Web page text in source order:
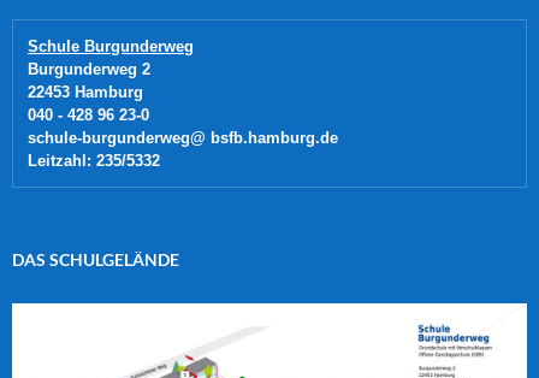
Schule Burgunderweg
Burgunderweg 2
22453 Hamburg
040 - 428 96 23-0
schule-burgunderweg@ bsfb.hamburg.de
Leitzahl: 235/5332
DAS SCHULGELÄNDE